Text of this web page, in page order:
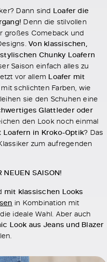
Dann sind Loafer die
Denn die stilvollen
großes Comeback und
Von klassischen,
Chunky Loafern
Saison einfach alles zu
vor allem Loafer mit
schlichten Farben, wie
sie den Schuhen eine
Glattleder oder
den Look noch einmal
Loafern in Kroko-Optik? Das
zum aufregenden
NEUEN SAISON!
mit klassischen Looks
in Kombination mit
ideale Wahl. Aber auch
Look aus Jeans und Blazer